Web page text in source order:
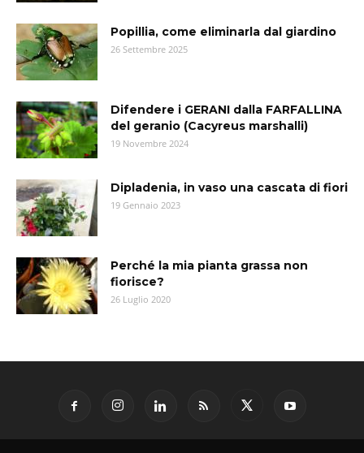
Popillia, come eliminarla dal giardino
26 Settembre 2025
Difendere i GERANI dalla FARFALLINA
del geranio (Cacyreus marshalli)
19 Novembre 2024
Dipladenia, in vaso una cascata di fiori
19 Gennaio 2023
Perché la mia pianta grassa non
fiorisce?
26 Luglio 2020